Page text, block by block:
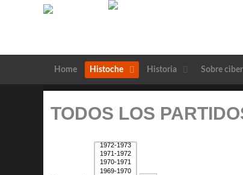
Home Histoche Historia Sobre
TODOS LOS